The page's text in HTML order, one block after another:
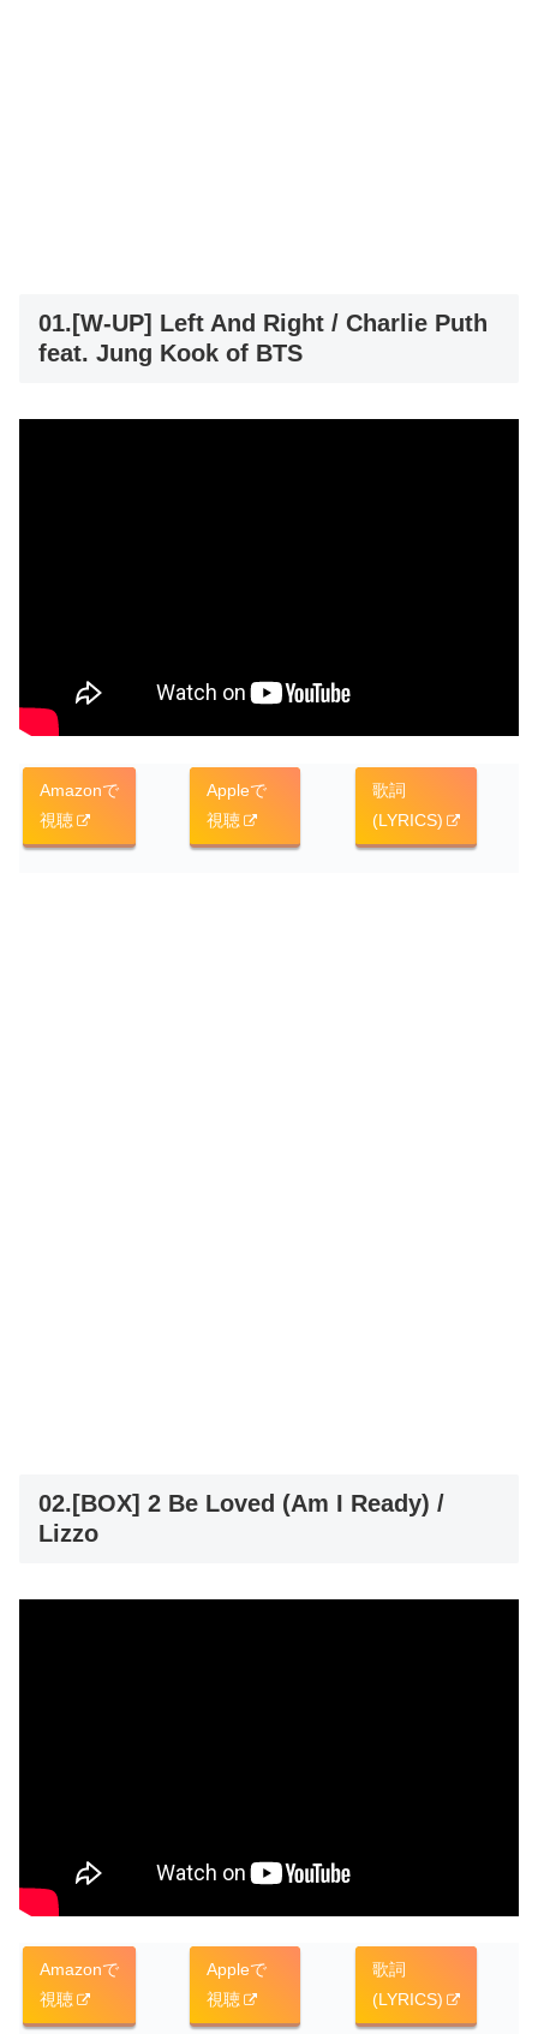
01.[W-UP] Left And Right / Charlie Puth
feat. Jung Kook of BTS
Amazonで
視聴
Appleで
視聴
歌詞
(LYRICS)
02.[BOX] 2 Be Loved (Am I Ready) /
Lizzo
Amazonで
視聴
Appleで
視聴
歌詞
(LYRICS)